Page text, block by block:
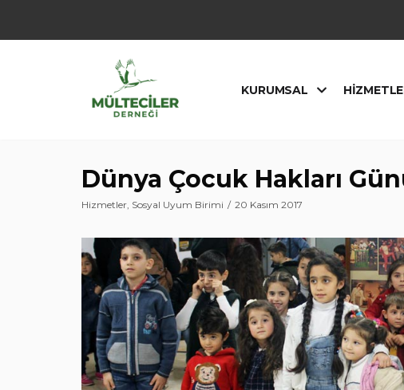
geç
KURUMSAL
Dünya Çocuk Hakları
Hizmetler, Sosyal Uyum Birimi 20 Kasım 2017